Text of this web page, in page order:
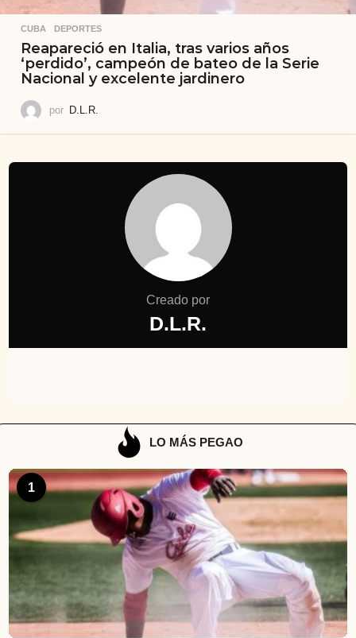
CUBA ,DEPORTES
Reapareció en Italia, tras varios años
‘perdido’, campeón de bateo de la Serie
Nacional y excelente jardinero
por D.L.R.
Creado por
D.L.R.
LO MÁS PEGAO
1